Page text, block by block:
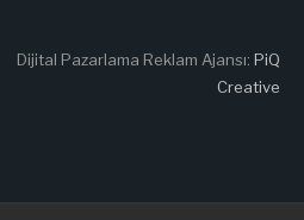
Dijital Pazarlama Reklam Ajansı: PiQ
Creative